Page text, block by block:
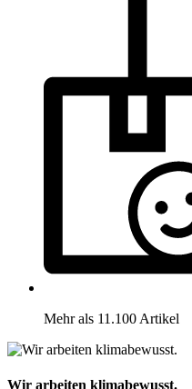
Mehr als 11.100 Artikel
Wir arbeiten klimabewusst.